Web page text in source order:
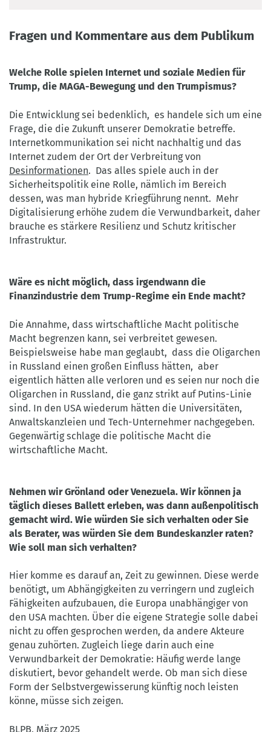
Fragen und Kommentare aus dem Publikum
Welche Rolle spielen Internet und soziale Medien für
Trump, die MAGA-Bewegung und den Trumpismus?
Die Entwicklung sei bedenklich, es handele sich um eine
Frage, die die Zukunft unserer Demokratie betreffe.
Internetkommunikation sei nicht nachhaltig und das
Internet zudem der Ort der Verbreitung von
Desinformationen. Das alles spiele auch in der
Sicherheitspolitik eine Rolle, nämlich im Bereich
dessen, was man hybride Kriegführung nennt. Mehr
Digitalisierung erhöhe zudem die Verwundbarkeit, daher
brauche es stärkere Resilienz und Schutz kritischer
Infrastruktur.
Wäre es nicht möglich, dass irgendwann die
Finanzindustrie dem Trump-Regime ein Ende macht?
Die Annahme, dass wirtschaftliche Macht politische
Macht begrenzen kann, sei verbreitet gewesen.
Beispielsweise habe man geglaubt, dass die Oligarchen
in Russland einen großen Einfluss hätten, aber
eigentlich hätten alle verloren und es seien nur noch die
Oligarchen in Russland, die ganz strikt auf Putins-Linie
sind. In den USA wiederum hätten die Universitäten,
Anwaltskanzleien und Tech-Unternehmer nachgegeben.
Gegenwärtig schlage die politische Macht die
wirtschaftliche Macht.
Nehmen wir Grönland oder Venezuela. Wir können ja
täglich dieses Ballett erleben, was dann außenpolitisch
gemacht wird. Wie würden Sie sich verhalten oder Sie
als Berater, was würden Sie dem Bundeskanzler raten?
Wie soll man sich verhalten?
Hier komme es darauf an, Zeit zu gewinnen. Diese werde
benötigt, um Abhängigkeiten zu verringern und zugleich
Fähigkeiten aufzubauen, die Europa unabhängiger von
den USA machten. Über die eigene Strategie solle dabei
nicht zu offen gesprochen werden, da andere Akteure
genau zuhörten. Zugleich liege darin auch eine
Verwundbarkeit der Demokratie: Häufig werde lange
diskutiert, bevor gehandelt werde. Ob man sich diese
Form der Selbstvergewisserung künftig noch leisten
könne, müsse sich zeigen.
BLPB, März 2025